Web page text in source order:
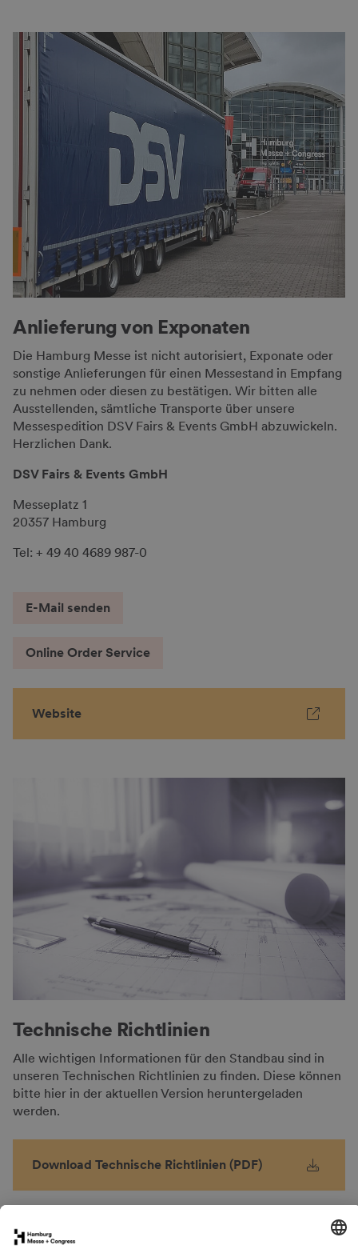
Anlieferung von Exponaten
Die Hamburg Messe ist nicht autorisiert, Exponate oder
sonstige Anlieferungen für einen Messestand in Empfang
zu nehmen oder diesen zu bestätigen. Wir bitten alle
Ausstellenden, sämtliche Transporte über unsere
Messespedition DSV Fairs & Events GmbH abzuwickeln.
Herzlichen Dank.
DSV Fairs & Events GmbH
Messeplatz 1
20357 Hamburg
Tel: + 49 40 4689 987-0
E-Mail senden
Online Order Service
Website
Technische Richtlinien
Alle wichtigen Informationen für den Standbau sind in
unseren Technischen Richtlinien zu finden. Diese können
bitte hier in der aktuellen Version heruntergeladen
werden.
Download Technische Richtlinien (PDF)